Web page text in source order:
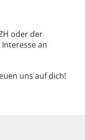
oder der
an
uns auf dich!